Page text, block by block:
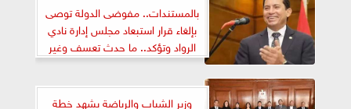
بالمستندات.. مفوضى الدولة توصى
بإلغاء قرار استبعاد مجلس إدارة نادي
الرواد وتؤكد.. ما حدث تعسف وغير
قانوني
وزير الشباب والرياضة يشهد خطة